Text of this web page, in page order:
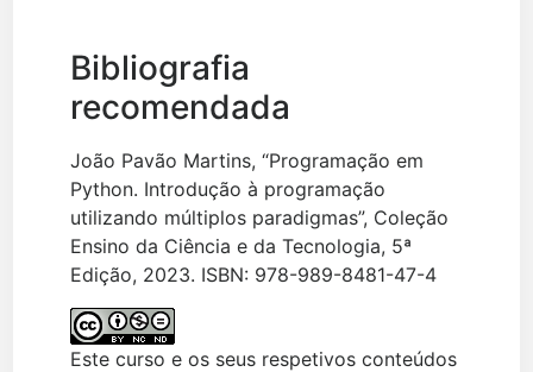
Bibliografia
recomendada
João Pavão Martins, “Programação em
Python. Introdução à programação
utilizando múltiplos paradigmas”, Coleção
Ensino da Ciência e da Tecnologia, 5ª
Edição, 2023. ISBN: 978-989-8481-47-4
Este curso e os seus respetivos conteúdos